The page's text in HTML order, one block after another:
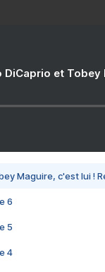
DiCaprio et
Maguire, c'est lui !
6
5
4